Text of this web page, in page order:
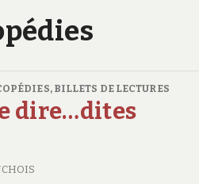
, BILLETS DE LECTURES
dire…dites